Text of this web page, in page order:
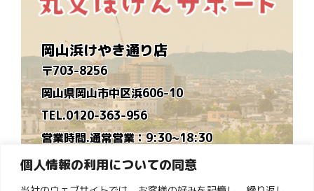
個人情報の利用についての同意
岡山浜けやき通り店
〒703-8256
岡山県岡山市中区浜606-10
TEL.0120-363-956
営業時間.通常営業：9:30~18:30
時短営業：9:30~16:30
※毎月営業カレンダーを作ります